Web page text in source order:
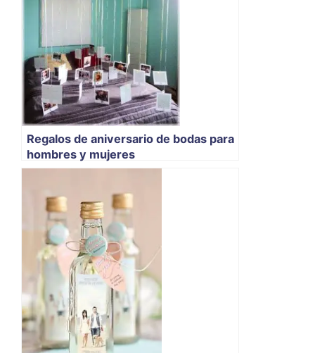
Regalos de aniversario de bodas para
hombres y mujeres